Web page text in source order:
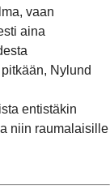
vaan
aina
Nylund
entistäkin
niin raumalaisille